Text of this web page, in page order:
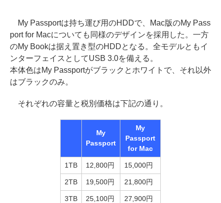
My Passportは持ち運び用のHDDで、Mac版のMy Pass
port for Macについても同様のデザインを採用した。一方
のMy Bookは据え置き型のHDDとなる。全モデルともイ
ンターフェイスとしてUSB 3.0を備える。
本体色はMy Passportがブラックとホワイトで、それ以外
はブラックのみ。
それぞれの容量と税別価格は下記の通り。
My
Passport
My
Passport
for Mac
1TB 12,800円 15,000円
2TB 19,500円 21,800円
3TB 25,100円 27,900円